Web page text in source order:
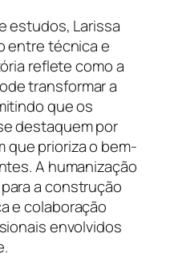
estudos, Larissa
entre técnica e
reflete como a
transformar a
que os
destaquem por
que prioriza o bem-
A humanização
a construção
e colaboração
envolvidos